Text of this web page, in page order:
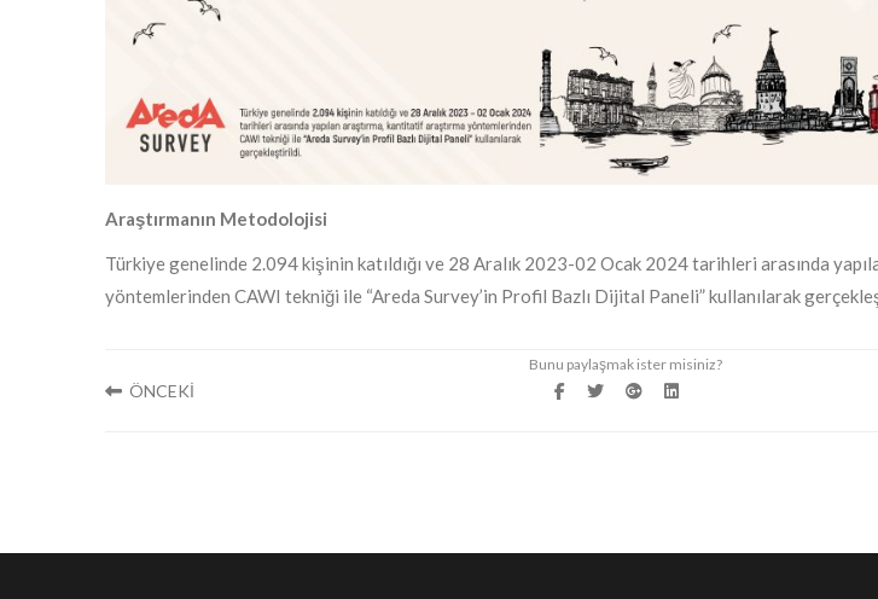
Araştırmanın Metodolojisi
Türkiye genelinde 2.094 kişinin katıldığı ve 28 Aralık 2023-02 Ocak 2024 tarihleri arasında
yöntemlerinden CAWI tekniği ile “Areda Survey’in Profil Bazlı Dijital Paneli” kullanılarak
ÖNCEKİ